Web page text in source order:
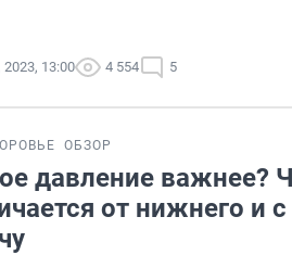
13:00 4 554 5
ОБЗОР
давление важнее?
от нижнего и